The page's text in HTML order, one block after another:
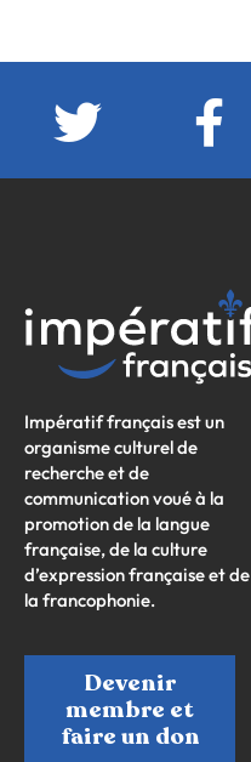
Impératif français est un
organisme culturel de
recherche et de
communication voué à la
promotion de la langue
française, de la culture
d’expression française et de
la francophonie.
Devenir
membre et
faire un don